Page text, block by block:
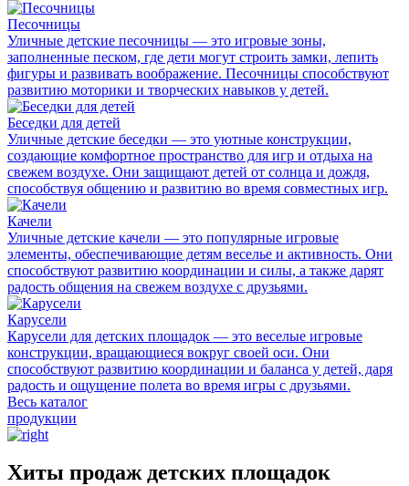
Песочницы
Уличные детские песочницы — это игровые зоны,
заполненные песком, где дети могут строить замки, лепить
фигуры и развивать воображение. Песочницы способствуют
развитию моторики и творческих навыков у детей.
Беседки для детей
Уличные детские беседки — это уютные конструкции,
создающие комфортное пространство для игр и отдыха на
свежем воздухе. Они защищают детей от солнца и дождя,
способствуя общению и развитию во время совместных игр.
Качели
Уличные детские качели — это популярные игровые
элементы, обеспечивающие детям веселье и активность. Они
способствуют развитию координации и силы, а также дарят
радость общения на свежем воздухе с друзьями.
Карусели
Карусели для детских площадок — это веселые игровые
конструкции, вращающиеся вокруг своей оси. Они
способствуют развитию координации и баланса у детей, даря
радость и ощущение полета во время игры с друзьями.
Весь каталог
продукции
Хиты продаж детских площадок